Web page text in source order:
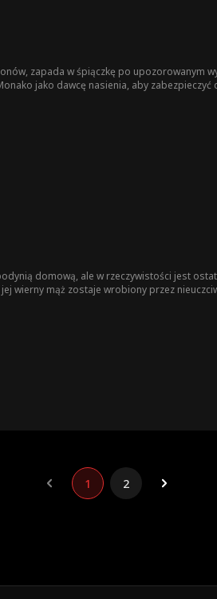
zapada w śpiączkę po upozorowanym
jako dawcę nasienia, aby
domową, ale w rzeczywistości jest
jej wierny mąż zostaje wrobiony przez
1 2